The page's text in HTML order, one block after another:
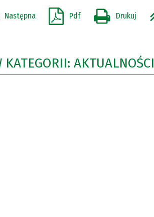
Następna Pdf Drukuj
AKTUALNOŚCI